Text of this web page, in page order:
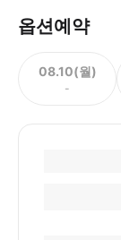
옵션예약
08.10(월)
-